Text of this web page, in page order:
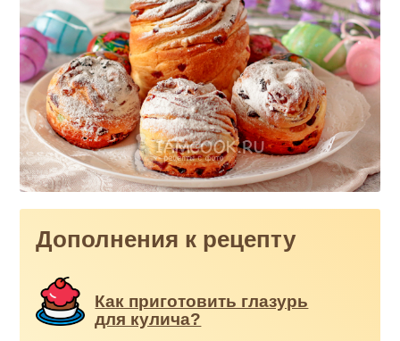
Дополнения к рецепту
Как приготовить глазурь
для кулича?